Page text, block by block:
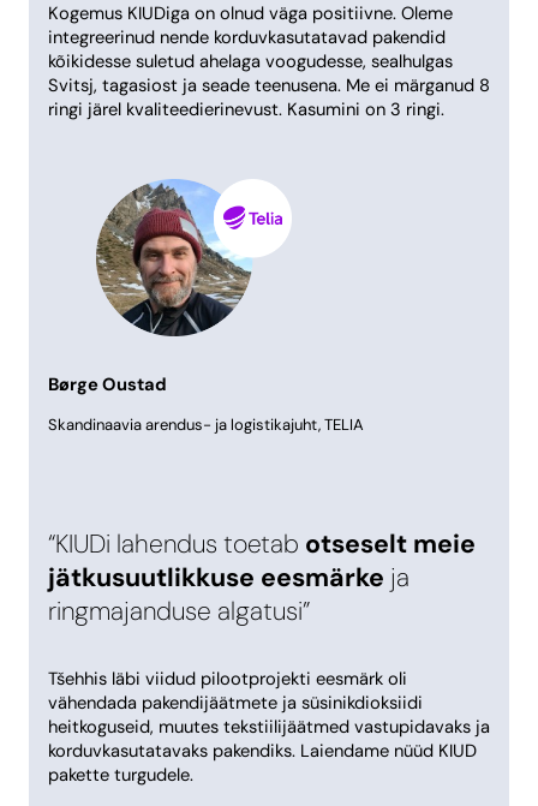
Kogemus KIUDiga on olnud väga positiivne. Oleme
integreerinud nende korduvkasutatavad pakendid
kõikidesse suletud ahelaga voogudesse, sealhulgas
Svitsj, tagasiost ja seade teenusena. Me ei märganud 8
ringi järel kvaliteedierinevust. Kasumini on 3 ringi.
Børge Oustad
Skandinaavia arendus- ja logistikajuht, TELIA
“KIUDi lahendus toetab otseselt meie
jätkusuutlikkuse eesmärke ja
ringmajanduse algatusi”
Tšehhis läbi viidud pilootprojekti eesmärk oli
vähendada pakendijäätmete ja süsinikdioksiidi
heitkoguseid, muutes tekstiilijäätmed vastupidavaks ja
korduvkasutatavaks pakendiks. Laiendame nüüd KIUD
pakette turgudele.